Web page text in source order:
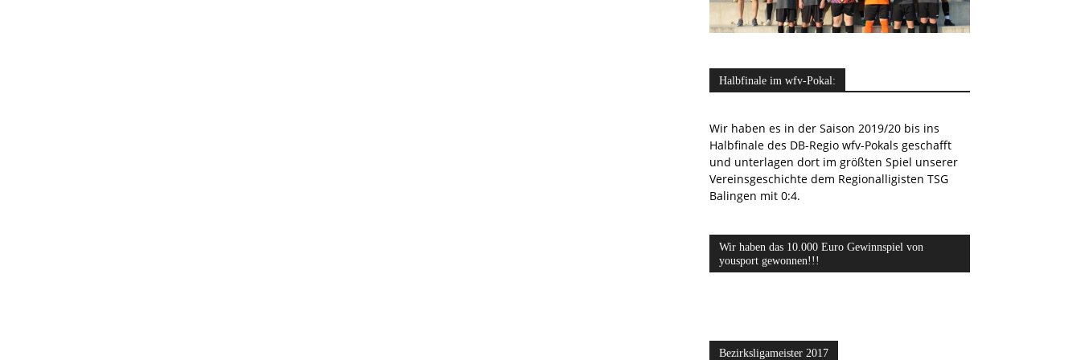
Halbfinale im wfv-Pokal:
Wir haben es in der Saison 2019/20 bis ins
Halbfinale des DB-Regio wfv-Pokals geschafft
und unterlagen dort im größten Spiel unserer
Vereinsgeschichte dem Regionalligisten TSG
Balingen mit 0:4.
Wir haben das 10.000 Euro Gewinnspiel von
yousport gewonnen!!!
Bezirksligameister 2017